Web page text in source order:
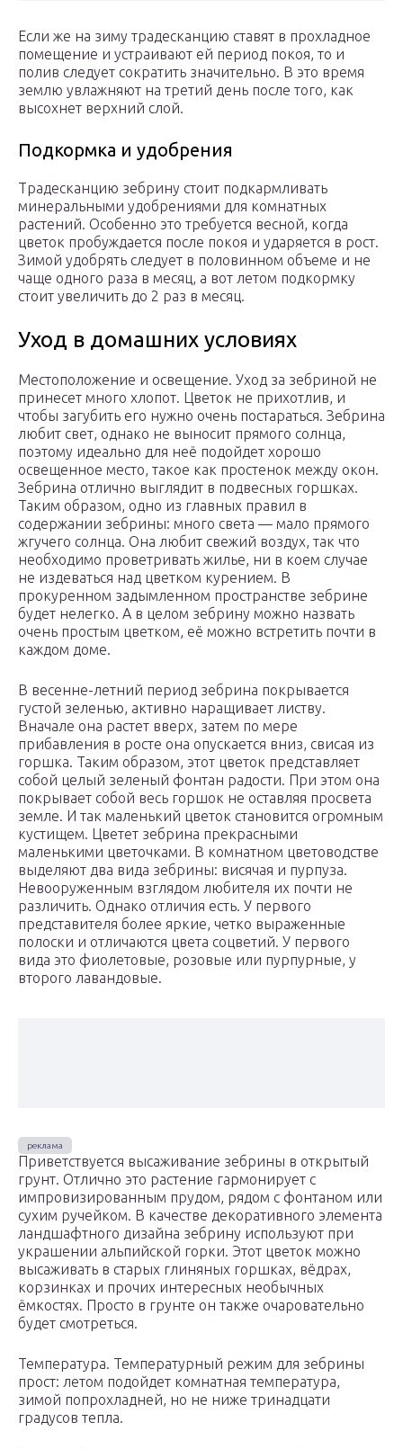
Если же на зиму традесканцию ставят в прохладное
помещение и устраивают ей период покоя, то и
полив следует сократить значительно. В это время
землю увлажняют на третий день после того, как
высохнет верхний слой.
Подкормка и удобрения
Традесканцию зебрину стоит подкармливать
минеральными удобрениями для комнатных
растений. Особенно это требуется весной, когда
цветок пробуждается после покоя и ударяется в рост.
Зимой удобрять следует в половинном объеме и не
чаще одного раза в месяц, а вот летом подкормку
стоит увеличить до 2 раз в месяц.
Уход в домашних условиях
Местоположение и освещение. Уход за зебриной не
принесет много хлопот. Цветок не прихотлив, и
чтобы загубить его нужно очень постараться. Зебрина
любит свет, однако не выносит прямого солнца,
поэтому идеально для неё подойдет хорошо
освещенное место, такое как простенок между окон.
Зебрина отлично выглядит в подвесных горшках.
Таким образом, одно из главных правил в
содержании зебрины: много света — мало прямого
жгучего солнца. Она любит свежий воздух, так что
необходимо проветривать жилье, ни в коем случае
не издеваться над цветком курением. В
прокуренном задымленном пространстве зебрине
будет нелегко. А в целом зебрину можно назвать
очень простым цветком, её можно встретить почти в
каждом доме.
В весенне-летний период зебрина покрывается
густой зеленью, активно наращивает листву.
Вначале она растет вверх, затем по мере
прибавления в росте она опускается вниз, свисая из
горшка. Таким образом, этот цветок представляет
собой целый зеленый фонтан радости. При этом она
покрывает собой весь горшок не оставляя просвета
земле. И так маленький цветок становится огромным
кустищем. Цветет зебрина прекрасными
маленькими цветочками. В комнатном цветоводстве
выделяют два вида зебрины: висячая и пурпуза.
Невооруженным взглядом любителя их почти не
различить. Однако отличия есть. У первого
представителя более яркие, четко выраженные
полоски и отличаются цвета соцветий. У первого
вида это фиолетовые, розовые или пурпурные, у
второго лавандовые.
Приветствуется высаживание зебрины в открытый
грунт. Отлично это растение гармонирует с
импровизированным прудом, рядом с фонтаном или
сухим ручейком. В качестве декоративного элемента
ландшафтного дизайна зебрину используют при
украшении альпийской горки. Этот цветок можно
высаживать в старых глиняных горшках, вёдрах,
корзинках и прочих интересных необычных
ёмкостях. Просто в грунте он также очаровательно
будет смотреться.
Температура. Температурный режим для зебрины
прост: летом подойдет комнатная температура,
зимой попрохладней, но не ниже тринадцати
градусов тепла.